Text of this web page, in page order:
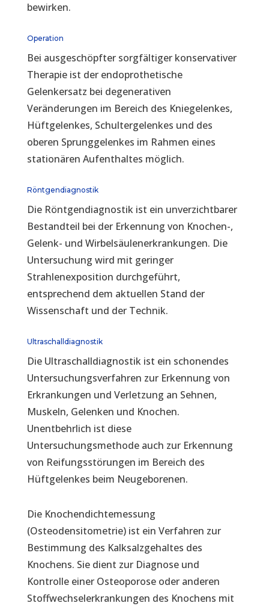
bewirken.
Operation
Bei ausgeschöpfter sorgfältiger konservativer
Therapie ist der endoprothetische
Gelenkersatz bei degenerativen
Veränderungen im Bereich des Kniegelenkes,
Hüftgelenkes, Schultergelenkes und des
oberen Sprunggelenkes im Rahmen eines
stationären Aufenthaltes möglich.
Röntgendiagnostik
Die Röntgendiagnostik ist ein unverzichtbarer
Bestandteil bei der Erkennung von Knochen-,
Gelenk- und Wirbelsäulenerkrankungen. Die
Untersuchung wird mit geringer
Strahlenexposition durchgeführt,
entsprechend dem aktuellen Stand der
Wissenschaft und der Technik.
Ultraschalldiagnostik
Die Ultraschalldiagnostik ist ein schonendes
Untersuchungsverfahren zur Erkennung von
Erkrankungen und Verletzung an Sehnen,
Muskeln, Gelenken und Knochen.
Unentbehrlich ist diese
Untersuchungsmethode auch zur Erkennung
von Reifungsstörungen im Bereich des
Hüftgelenkes beim Neugeborenen.
Die Knochendichtemessung
(Osteodensitometrie) ist ein Verfahren zur
Bestimmung des Kalksalzgehaltes des
Knochens. Sie dient zur Diagnose und
Kontrolle einer Osteoporose oder anderen
Stoffwechselerkrankungen des Knochens mit